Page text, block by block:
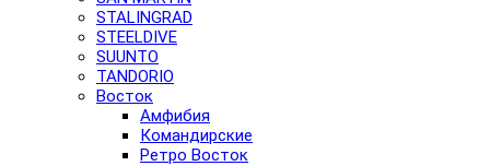
STALINGRAD
STEELDIVE
SUUNTO
TANDORIO
Восток
Амфибия
Командирские
Ретро Восток